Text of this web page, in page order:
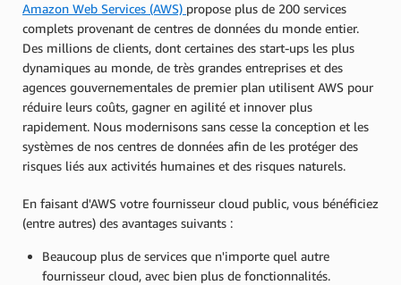
Amazon Web Services (AWS) propose plus de 200 services
complets provenant de centres de données du monde entier.
Des millions de clients, dont certaines des start-ups les plus
dynamiques au monde, de très grandes entreprises et des
agences gouvernementales de premier plan utilisent AWS pour
réduire leurs coûts, gagner en agilité et innover plus
rapidement. Nous modernisons sans cesse la conception et les
systèmes de nos centres de données afin de les protéger des
risques liés aux activités humaines et des risques naturels.
En faisant d'AWS votre fournisseur cloud public, vous bénéficiez
(entre autres) des avantages suivants :
Beaucoup plus de services que n'importe quel autre
fournisseur cloud, avec bien plus de fonctionnalités.